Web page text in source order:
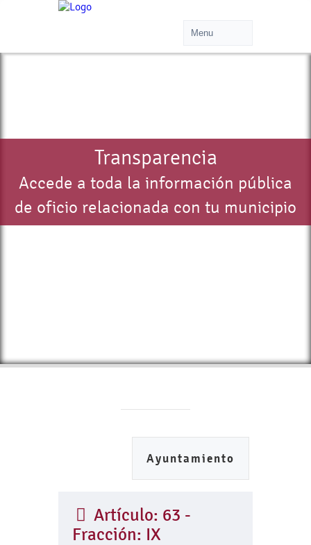
Transparencia
Accede a toda la información pública
de oficio relacionada con tu municipio
Ayuntamiento
Artículo: 63 -
Fracción: IX